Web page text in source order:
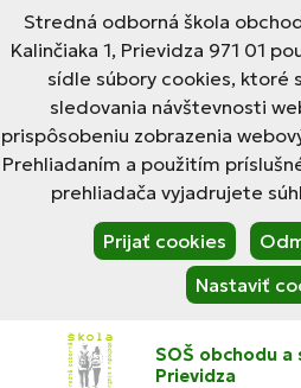
Stredná odborná škola
Kalinčiaka 1, Prievidza 971 01
sídle súbory cookies, ktoré
sledovania návštevnosti
prispôsobeniu zobrazenia
Prehliadaním a použitím
prehliadača vyjadrujete
Prijať cookies
Nastaviť
SOŠ obchodu a
Prievidza